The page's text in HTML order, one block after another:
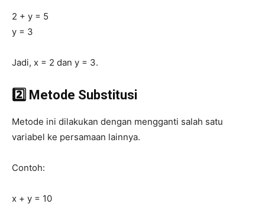
2 + y = 5
y = 3
Jadi, x = 2 dan y = 3.
2️⃣ Metode Substitusi
Metode ini dilakukan dengan mengganti salah satu
variabel ke persamaan lainnya.
Contoh:
x + y = 10